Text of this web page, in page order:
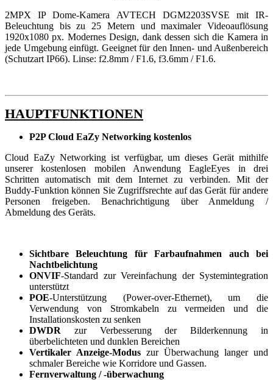
2MPX IP Dome-Kamera AVTECH DGM2203SVSE mit IR-
Beleuchtung bis zu 25 Metern und maximaler Videoauflösung
1920x1080 px. Modernes Design, dank dessen sich die Kamera in
jede Umgebung einfügt. Geeignet für den Innen- und Außenbereich
(Schutzart IP66). Linse: f2.8mm / F1.6, f3.6mm / F1.6.
HAUPTFUNKTIONEN
P2P Cloud EaZy Networking kostenlos
Cloud EaZy Networking ist verfügbar, um dieses Gerät mithilfe
unserer kostenlosen mobilen Anwendung EagleEyes in drei
Schritten automatisch mit dem Internet zu verbinden. Mit der
Buddy-Funktion können Sie Zugriffsrechte auf das Gerät für andere
Personen freigeben. Benachrichtigung über Anmeldung /
Abmeldung des Geräts.
Sichtbare Beleuchtung für Farbaufnahmen auch bei
Nachtbelichtung
ONVIF-Standard zur Vereinfachung der Systemintegration
unterstützt
POE-Unterstützung (Power-over-Ethernet), um die
Verwendung von Stromkabeln zu vermeiden und die
Installationskosten zu senken
DWDR zur Verbesserung der Bilderkennung in
überbelichteten und dunklen Bereichen
Vertikaler Anzeige-Modus zur Überwachung langer und
schmaler Bereiche wie Korridore und Gassen.
Fernverwaltung / -überwachung